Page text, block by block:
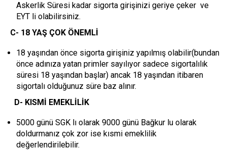
Askerlik Süresi kadar sigorta girişinizi geriye çeker ve
EYT li olabilirsiniz.
C- 18 YAŞ ÇOK ÖNEMLİ
18 yaşından önce sigorta girişiniz yapılmış olabilir(bundan
önce adınıza yatan primler sayılıyor sadece sigortalılık
süresi 18 yaşından başlar) ancak 18 yaşından itibaren
sigortalı olduğunuz süre baz alınır.
D- KISMİ EMEKLİLİK
5000 günü SGK lı olarak 9000 günü Bağkur lu olarak
doldurmanız çok zor ise kısmi emeklilik
değerlendirilebilir.